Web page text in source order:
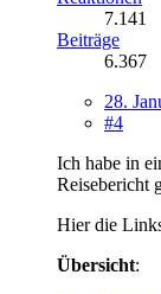
7.141
Beiträge
6.367
28.
#4
Ich habe in
Reisebericht
Hier die
Übersicht: